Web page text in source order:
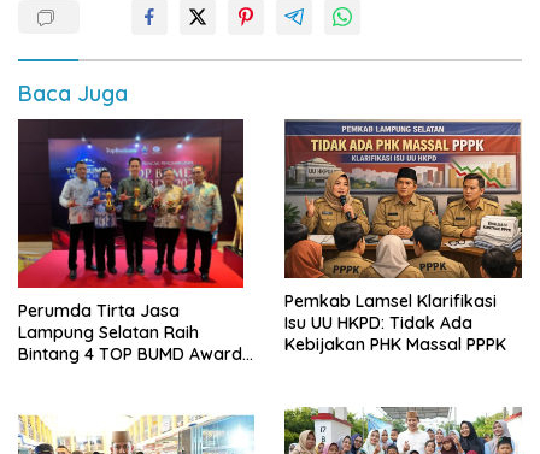
Baca Juga
Perumda Tirta Jasa
Lampung Selatan Raih
Bintang 4 TOP BUMD Awards
Pemkab Lamsel Klarifikasi
Isu UU HKPD: Tidak Ada
Kebijakan PHK Massal PPPK